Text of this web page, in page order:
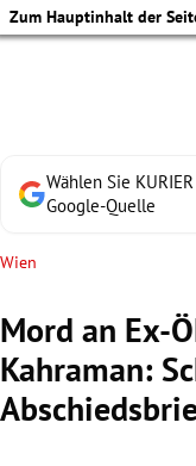
Zum Hauptinhalt der
Wählen Sie
Google-Quelle
Wien
Mord an Ex-
Kahraman: